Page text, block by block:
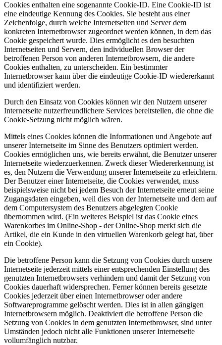
Cookies enthalten eine sogenannte Cookie-ID. Eine Cookie-ID ist
eine eindeutige Kennung des Cookies. Sie besteht aus einer
Zeichenfolge, durch welche Internetseiten und Server dem
konkreten Internetbrowser zugeordnet werden können, in dem das
Cookie gespeichert wurde. Dies ermöglicht es den besuchten
Internetseiten und Servern, den individuellen Browser der
betroffenen Person von anderen Internetbrowsern, die andere
Cookies enthalten, zu unterscheiden. Ein bestimmter
Internetbrowser kann über die eindeutige Cookie-ID wiedererkannt
und identifiziert werden.
Durch den Einsatz von Cookies können wir den Nutzern unserer
Internetseite nutzerfreundlichere Services bereitstellen, die ohne die
Cookie-Setzung nicht möglich wären.
Mittels eines Cookies können die Informationen und Angebote auf
unserer Internetseite im Sinne des Benutzers optimiert werden.
Cookies ermöglichen uns, wie bereits erwähnt, die Benutzer unserer
Internetseite wiederzuerkennen. Zweck dieser Wiedererkennung ist
es, den Nutzern die Verwendung unserer Internetseite zu erleichtern.
Der Benutzer einer Internetseite, die Cookies verwendet, muss
beispielsweise nicht bei jedem Besuch der Internetseite erneut seine
Zugangsdaten eingeben, weil dies von der Internetseite und dem auf
dem Computersystem des Benutzers abgelegten Cookie
übernommen wird. (Ein weiteres Beispiel ist das Cookie eines
Warenkorbes im Online-Shop - der Online-Shop merkt sich die
Artikel, die ein Kunde in den virtuellen Warenkorb gelegt hat, über
ein Cookie).
Die betroffene Person kann die Setzung von Cookies durch unsere
Internetseite jederzeit mittels einer entsprechenden Einstellung des
genutzten Internetbrowsers verhindern und damit der Setzung von
Cookies dauerhaft widersprechen. Ferner können bereits gesetzte
Cookies jederzeit über einen Internetbrowser oder andere
Softwareprogramme gelöscht werden. Dies ist in allen gängigen
Internetbrowsern möglich. Deaktiviert die betroffene Person die
Setzung von Cookies in dem genutzten Internetbrowser, sind unter
Umständen jedoch nicht alle Funktionen unserer Internetseite
vollumfänglich nutzbar.